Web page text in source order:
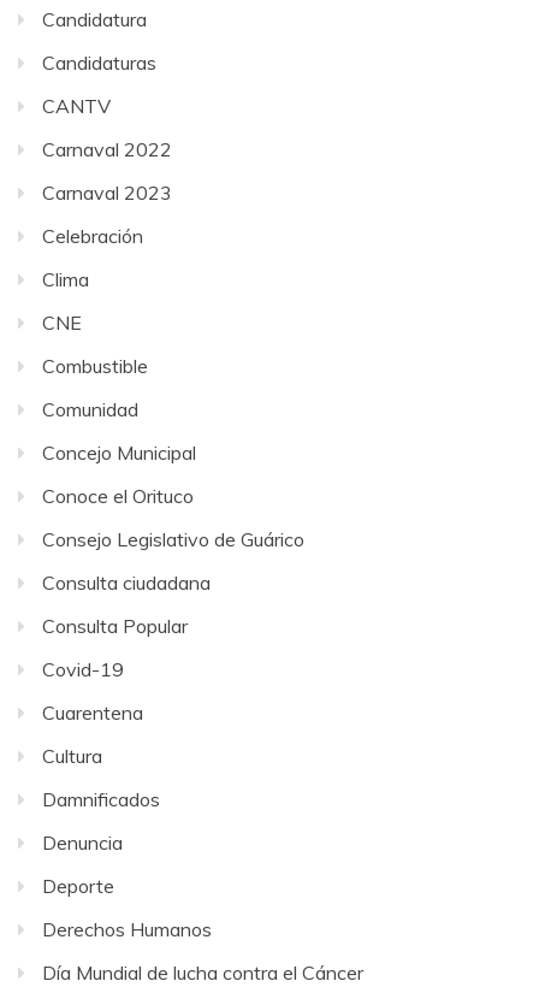
Candidatura
Candidaturas
CANTV
Carnaval 2022
Carnaval 2023
Celebración
Clima
CNE
Combustible
Comunidad
Concejo Municipal
Conoce el Orituco
Consejo Legislativo de Guárico
Consulta ciudadana
Consulta Popular
Covid-19
Cuarentena
Cultura
Damnificados
Denuncia
Deporte
Derechos Humanos
Día Mundial de lucha contra el Cáncer